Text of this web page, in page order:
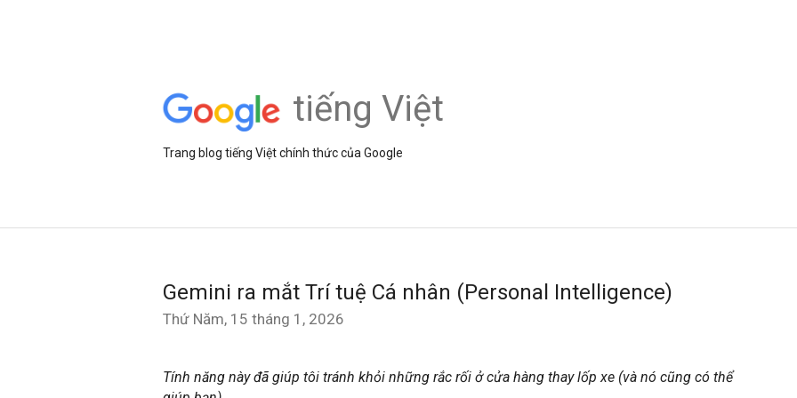
tiếng Việt
Trang blog tiếng Việt chính thức của Google
Gemini ra mắt Trí tuệ Cá nhân (Personal Intelligence)
Thứ Năm, 15 tháng 1, 2026
Tính năng này đã giúp tôi tránh khỏi những rắc rối ở cửa hàng thay lốp xe (và nó cũng có thể